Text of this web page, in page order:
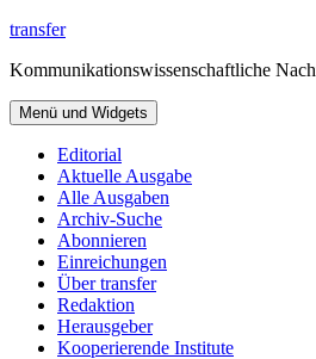
Zum
springen
transfer
Kommunikationswissenschaftliche
Menü und Widgets
Editorial
Aktuelle Ausgabe
Alle Ausgaben
Archiv-Suche
Abonnieren
Einreichungen
Über transfer
Redaktion
Herausgeber
Kooperierende Institute